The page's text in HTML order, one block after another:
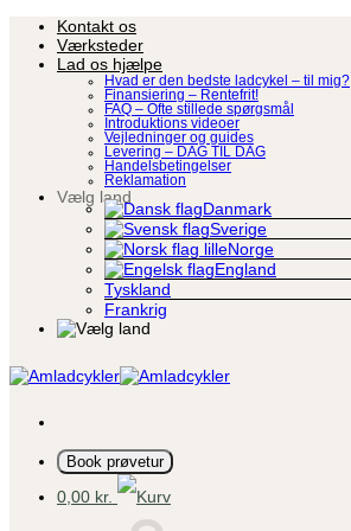
Fortsæt
indhold
Kontakt os
Værksteder
Lad os hjælpe
Hvad er den bedste ladcykel – til mig?
Finansiering – Rentefrit!
FAQ – Ofte stillede spørgsmål
Introduktions videoer
Vejledninger og guides
Levering – DAG TIL DAG
Handelsbetingelser
Reklamation
Vælg land
Danmark
Sverige
Norge
England
Tyskland
Frankrig
Book prøvetur
0,00 kr.